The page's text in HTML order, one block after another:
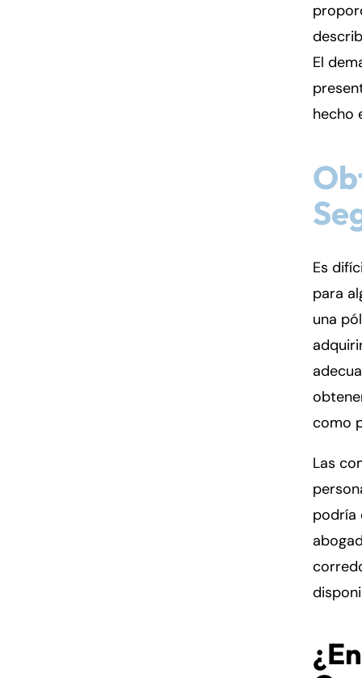
El
hecho
Es
para
una
como
Las
podría